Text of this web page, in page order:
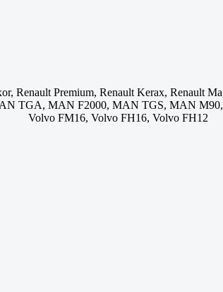
Renault Premium, Renault Kerax, Renault
TGA, MAN F2000, MAN TGS, MAN
Volvo FM16, Volvo FH16, Volvo FH12